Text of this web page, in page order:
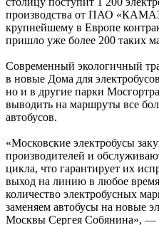
производства от ПАО
крупнейшему в Европе
пришло уже более 200 таких
Современный экологичный
в новые Дома для
но и в другие парки
выводить на маршруты все
автобусов.
«Московские электробусы
производителей и
цикла, что гарантирует их
выход на линию в любое время
количество электробусных
заменяем автобусы на новые
Москвы Сергея Собянина», —